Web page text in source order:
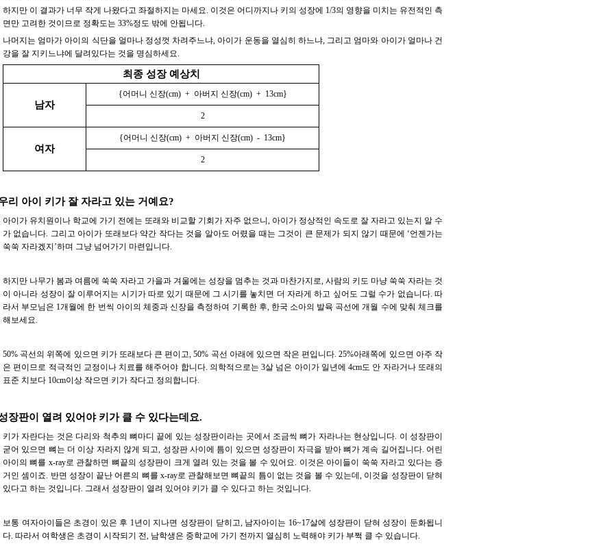
하지만 이 결과가 너무 작게 나왔다고 좌절하지는 마세요. 이것은 어디까지나 키의 성장에 1/3의 영향을 미치는 유전적인 측
면만 고려한 것이므로 정확도는 33%정도 밖에 안됩니다.
나머지는 엄마가 아이의 식단을 얼마나 정성껏 차려주느냐, 아이가 운동을 열심히 하느냐, 그리고 엄마와 아이가 얼마나 건
강을 잘 지키느냐에 달려있다는 것을 명심하세요.
최종 성장 예상치
남자
{어머니 신장(cm) + 아버지 신장(cm) + 13cm}
2
여자
{어머니 신장(cm) + 아버지 신장(cm) - 13cm}
2
리 아이 키가 잘 자라고 있는 거예요?
아이가 유치원이나 학교에 가기 전에는 또래와 비교할 기회가 자주 없으니, 아이가 정상적인 속도로 잘 자라고 있는지 알 수
가 없습니다. 그리고 아이가 또래보다 약간 작다는 것을 알아도 어렸을 때는 그것이 큰 문제가 되지 않기 때문에 ‘언젠가는
쑥쑥 자라겠지’하며 그냥 넘어가기 마련입니다.
하지만 나무가 봄과 여름에 쑥쑥 자라고 가을과 겨울에는 성장을 멈추는 것과 마찬가지로, 사람의 키도 마냥 쑥쑥 자라는 것
이 아니라 성장이 잘 이루어지는 시기가 따로 있기 때문에 그 시기를 놓치면 더 자라게 하고 싶어도 그럴 수가 없습니다. 따
라서 부모님은 1개월에 한 번씩 아이의 체중과 신장을 측정하여 기록한 후, 한국 소아의 발육 곡선에 개월 수에 맞춰 체크를
해보세요.
50% 곡선의 위쪽에 있으면 키가 또래보다 큰 편이고, 50% 곡선 아래에 있으면 작은 편입니다. 25%아래쪽에 있으면 아주 작
은 편이므로 적극적인 교정이나 치료를 해주어야 합니다. 의학적으로는 3살 넘은 아이가 일년에 4cm도 안 자라거나 또래의
표준 치보다 10cm이상 작으면 키가 작다고 정의합니다.
장판이 열려 있어야 키가 클 수 있다는데요.
키가 자란다는 것은 다리와 척추의 뼈마디 끝에 있는 성장판이라는 곳에서 조금씩 뼈가 자라나는 현상입니다. 이 성장판이
굳어 있으면 뼈는 더 이상 자라지 않게 되고, 성장판 사이에 틈이 있으면 성장판이 자극을 받아 뼈가 계속 길어집니다. 어린
아이의 뼈를 x-ray로 관찰하면 뼈끝의 성장판이 크게 열려 있는 것을 볼 수 있어요. 이것은 아이들이 쑥쑥 자라고 있다는 증
거인 셈이죠. 반면 성장이 끝난 어른의 뼈를 x-ray로 관찰해보면 뼈끝의 틈이 없는 것을 볼 수 있는데, 이것을 성장판이 닫혀
있다고 하는 것입니다. 그래서 성장판이 열려 있어야 키가 클 수 있다고 하는 것입니다.
보통 여자아이들은 초경이 있은 후 1년이 지나면 성장판이 닫히고, 남자아이는 16~17살에 성장판이 닫혀 성장이 둔화됩니
다. 따라서 여학생은 초경이 시작되기 전, 남학생은 중학교에 가기 전까지 열심히 노력해야 키가 부쩍 클 수 있습니다.